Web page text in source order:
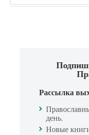
Рассылка
день.
Новые